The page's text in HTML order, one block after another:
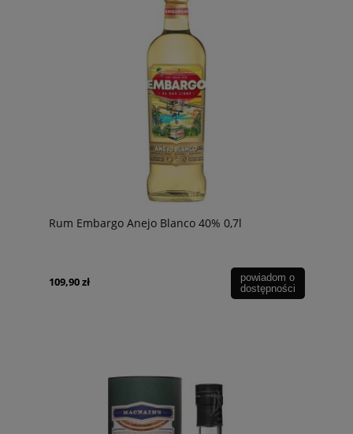
Rum Embargo Anejo Blanco 40% 0,7l
109,90 zł
powiadom o
dostępności